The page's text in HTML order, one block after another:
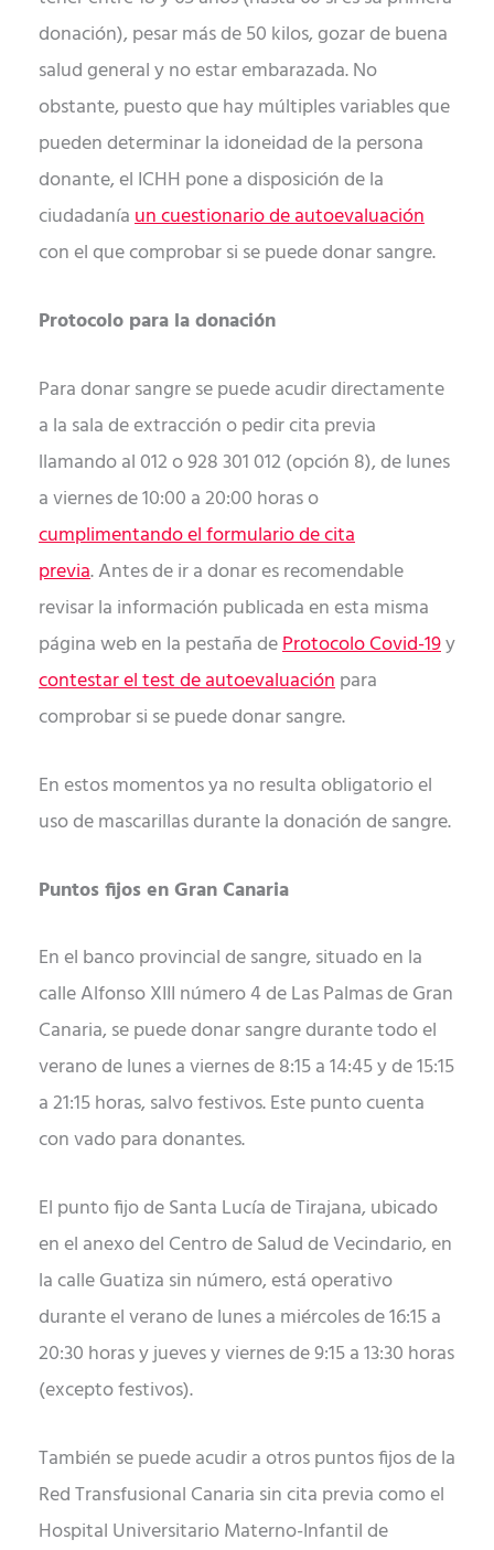
donación), pesar más de 50 kilos, gozar de buena
salud general y no estar embarazada. No
obstante, puesto que hay múltiples variables que
pueden determinar la idoneidad de la persona
donante, el ICHH pone a disposición de la
ciudadaníaun cuestionario de autoevaluación
con el que comprobar si se puede donar sangre.
Protocolo para la donación
Para donar sangre se puede acudir directamente
a la sala de extracción o pedir cita previa
llamando al 012 o 928 301 012 (opción 8), de lunes
a viernes de 10:00 a 20:00 horas o
cumplimentando el formulario de cita
previa. Antes de ir a donar es recomendable
revisar la información publicada en esta misma
página web en la pestaña deProtocolo Covid-19y
contestar el test de autoevaluaciónpara
comprobar si se puede donar sangre.
En estos momentos ya no resulta obligatorio el
uso de mascarillas durante la donación de sangre.
Puntos fijos en Gran Canaria
En el banco provincial de sangre, situado en la
calle Alfonso XIII número 4 de Las Palmas de Gran
Canaria, se puede donar sangre durante todo el
verano de lunes a viernes de 8:15 a 14:45 y de 15:15
a 21:15 horas, salvo festivos. Este punto cuenta
con vado para donantes.
El punto fijo de Santa Lucía de Tirajana, ubicado
en el anexo del Centro de Salud de Vecindario, en
la calle Guatiza sin número, está operativo
durante el verano de lunes a miércoles de 16:15 a
20:30 horas y jueves y viernes de 9:15 a 13:30 horas
(excepto festivos).
También se puede acudir a otros puntos fijos de la
Red Transfusional Canaria sin cita previa como el
Hospital Universitario Materno-Infantil de